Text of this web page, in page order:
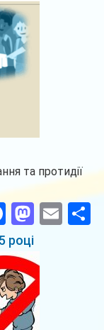
та протидії
Facebook
році